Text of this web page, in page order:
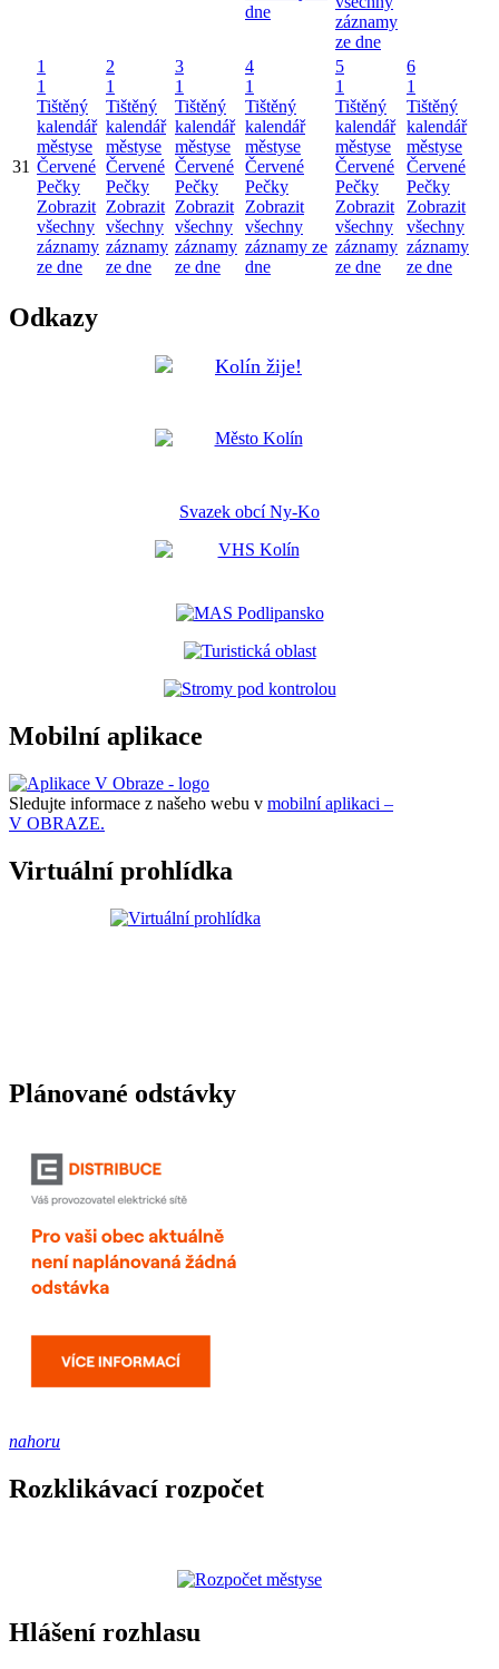
dne
záznamy
ze dne
31
1
1
Tištěný
kalendář
městyse
Červené
Pečky
Zobrazit
všechny
záznamy
ze dne
2
1
Tištěný
kalendář
městyse
Červené
Pečky
Zobrazit
všechny
záznamy
ze dne
3
1
Tištěný
kalendář
městyse
Červené
Pečky
Zobrazit
všechny
záznamy
ze dne
4
1
Tištěný
kalendář
městyse
Červené
Pečky
Zobrazit
všechny
záznamy ze
dne
5
1
Tištěný
kalendář
městyse
Červené
Pečky
Zobrazit
všechny
záznamy
ze dne
6
1
Tištěný
kalendář
městyse
Červené
Pečky
Zobrazit
všechny
záznamy
ze dne
Odkazy
Svazek obcí Ny-Ko
Mobilní aplikace
Sledujte informace z našeho webu v mobilní aplikaci –
V OBRAZE.
Virtuální prohlídka
Plánované odstávky
nahoru
Rozklikávací rozpočet
Hlášení rozhlasu